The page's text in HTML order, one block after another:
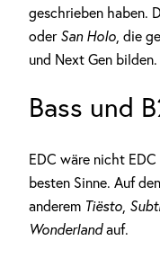
geschrieben haben.
oder San Holo, die
und Next Gen bilden.
Bass und
EDC wäre nicht
besten Sinne. Auf
anderem Tiësto,
Wonderlandauf.